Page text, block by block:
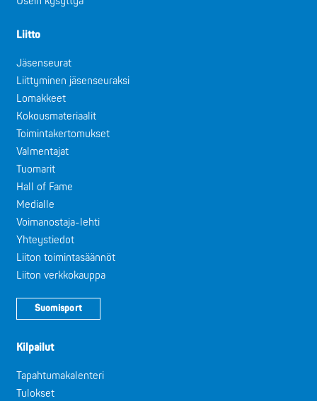
Liitto
Jäsenseurat
Liittyminen jäsenseuraksi
Lomakkeet
Kokousmateriaalit
Toimintakertomukset
Valmentajat
Tuomarit
Hall of Fame
Medialle
Voimanostaja-lehti
Yhteystiedot
Liiton toimintasäännöt
Liiton verkkokauppa
Suomisport
Kilpailut
Tapahtumakalenteri
Tulokset